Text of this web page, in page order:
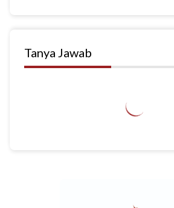
Tanya Jawab